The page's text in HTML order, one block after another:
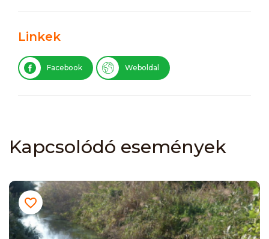
Linkek
Facebook Weboldal
Kapcsolódó események